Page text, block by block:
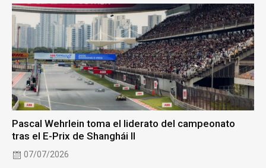
Pascal Wehrlein toma el liderato del campeonato
tras el E-Prix de Shanghái II
07/07/2026